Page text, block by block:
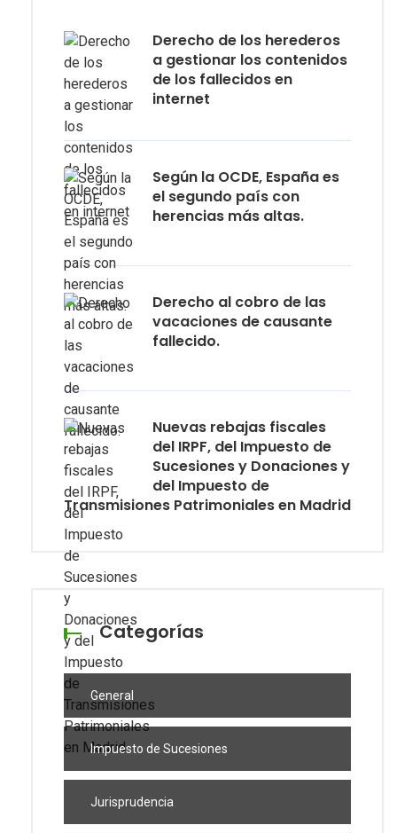
Derecho de los herederos
a gestionar los contenidos
de los fallecidos en
internet
Según la OCDE, España es
el segundo país con
herencias más altas.
Derecho al cobro de las
vacaciones de causante
fallecido.
Nuevas rebajas fiscales
del IRPF, del Impuesto de
Sucesiones y Donaciones y
del Impuesto de
Transmisiones Patrimoniales en Madrid
Categorías
General
Impuesto de Sucesiones
Jurisprudencia